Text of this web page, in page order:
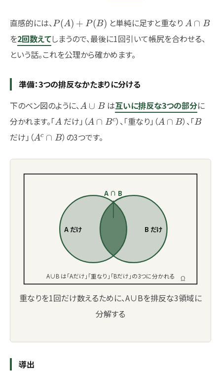
直感的には、 P(A)+P(B)
P(A) + P( B) と単純に足すと重なり A\cap
A ∩ B
を2回数えてしまうので、最後に1回引いて帳尻を合わせる、
という話。これを公理から確かめます。
準備：3つの排反なかたまりに分ける
下のベン図のように、 A\cup
A ∪ Bは互いに排反な3つの部分に
分かれます。「 A
A だけ」（ A\cap
A ∩ Bc）、「重なり」（A\cap
A ∩ B）、「B
B
だけ」（ A^c\cap
Ac ∩ B）の3つです。
Ω
A だけ B だけ
A ∩ B
A∪B は「Aだけ」「重なり」「Bだけ」の3つに分かれる
重なりを1回だけ数えるために、A∪Bを排反な3領域に
分解する
導出